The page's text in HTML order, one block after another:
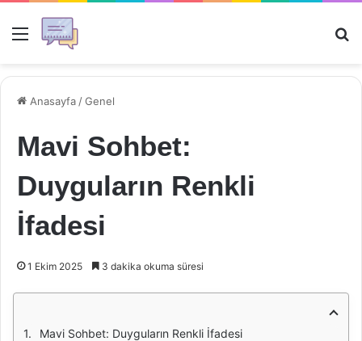
Menü
Anasayfa /Genel
Mavi Sohbet:
Duyguların Renkli
İfadesi
1 Ekim 2025 3 dakika okuma süresi
Mavi Sohbet: Duyguların Renkli İfadesi